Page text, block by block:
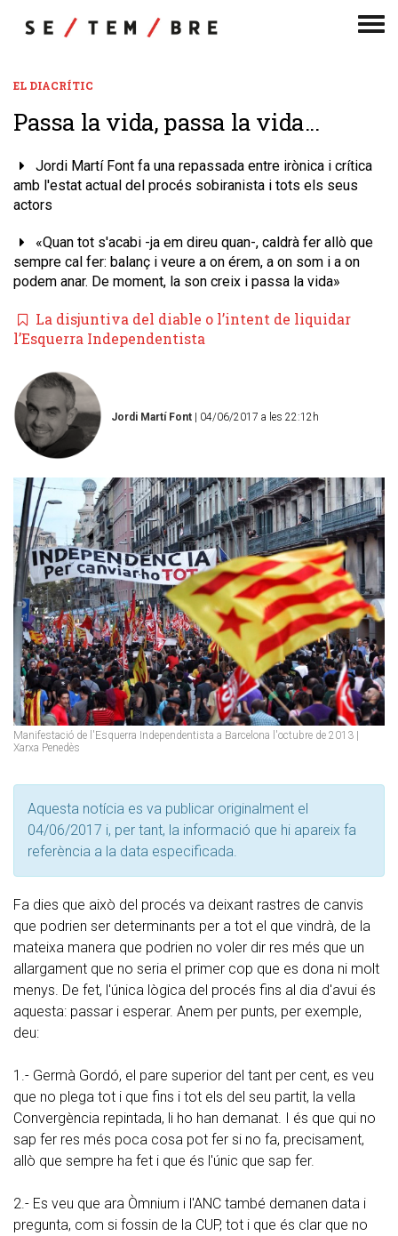
EL DIACRÍTIC
Passa la vida, passa la vida...
Jordi Martí Font fa una repassada entre irònica i crítica
amb l'estat actual del procés sobiranista i tots els seus
actors
«Quan tot s'acabi -ja em direu quan-, caldrà fer allò que
sempre cal fer: balanç i veure a on érem, a on som i a on
podem anar. De moment, la son creix i passa la vida»
La disjuntiva del diable o l’intent de liquidar
l’Esquerra Independentista
Jordi Martí Font | 04/06/2017 a les 22:12h
Manifestació de l'Esquerra Independentista a Barcelona l'octubre de 2013 |
Xarxa Penedès
Aquesta notícia es va publicar originalment el
04/06/2017 i, per tant, la informació que hi apareix fa
referència a la data especificada.
Fa dies que això del procés va deixant rastres de canvis
que podrien ser determinants per a tot el que vindrà, de la
mateixa manera que podrien no voler dir res més que un
allargament que no seria el primer cop que es dona ni molt
menys. De fet, l'única lògica del procés fins al dia d'avui és
aquesta: passar i esperar. Anem per punts, per exemple,
deu:
1.- Germà Gordó, el pare superior del tant per cent, es veu
que no plega tot i que fins i tot els del seu partit, la vella
Convergència repintada, li ho han demanat. I és que qui no
sap fer res més poca cosa pot fer si no fa, precisament,
allò que sempre ha fet i que és l'únic que sap fer.
2.- Es veu que ara Òmnium i l'ANC també demanen data i
pregunta, com si fossin de la CUP, tot i que és clar que no